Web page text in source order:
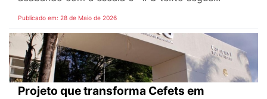
Publicado em: 28 de Maio de 2026
Projeto que transforma Cefets em